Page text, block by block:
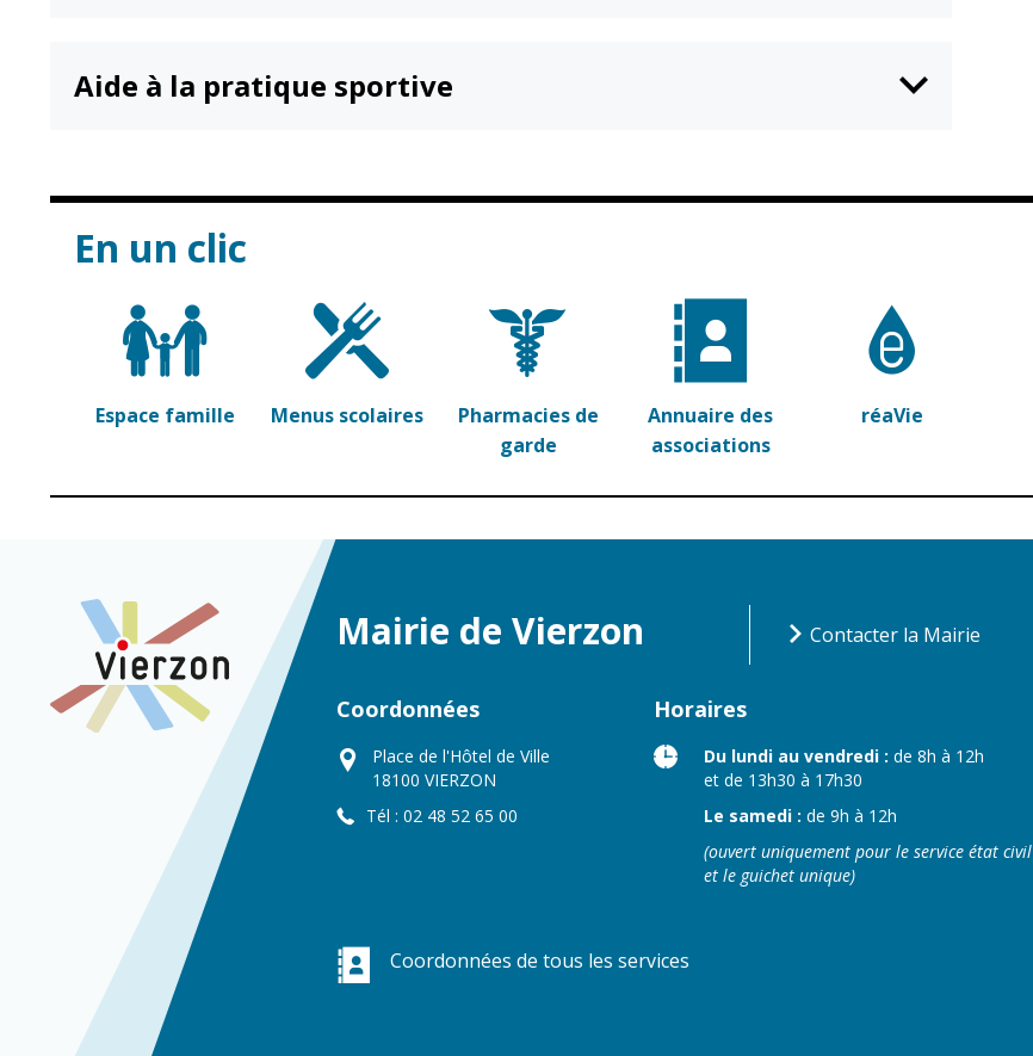
Aide à la pratique sportive
En un clic
Espace famille Menus scolaires
Pharmacies de
garde
Annuaire des
associations
réaVie
Mairie de Vierzon Contacter la Mairie
Coordonnées
Place de l'Hôtel de Ville
18100 VIERZON
Tél : 02 48 52 65 00
Horaires
Du lundi au vendredi : de 8h à 12h
et de 13h30 à 17h30
Le samedi : de 9h à 12h
(ouvert uniquement pour le service état civil
et le guichet unique)
Coordonnées de tous les services